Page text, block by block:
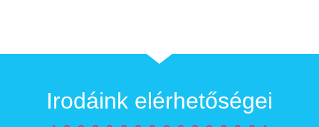
Irodáink elérhetőségei